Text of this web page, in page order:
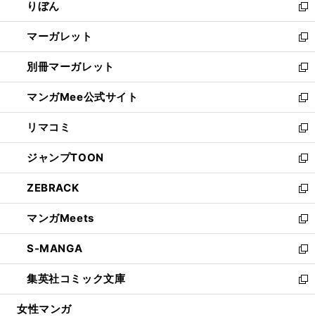
く
で
開
く
ド
ウ
で
開
く
ィ
ン
ド
ウ
で
開
く
りぼん
新
し
い
ウ
ィ
ン
ド
ウ
で
開
く
マーガレット
新
し
い
ウ
ィ
ン
ド
ウ
で
開
く
別冊マーガレット
新
し
い
ウ
ィ
ン
ド
ウ
で
開
く
マンガMee公式サイト
新
し
い
ウ
ィ
ン
ド
ウ
で
開
く
リマコミ
新
し
い
ウ
ィ
ン
ド
ウ
で
開
く
ジャンプTOON
新
し
い
ウ
ィ
ン
ド
ウ
で
開
ZEBRACK
新
し
い
ウ
ィ
ン
ド
ウ
マンガMeets
新
し
い
ウ
ィ
ン
S-MANGA
新
し
い
ウ
集英社コミック文庫
新
し
女性マンガ